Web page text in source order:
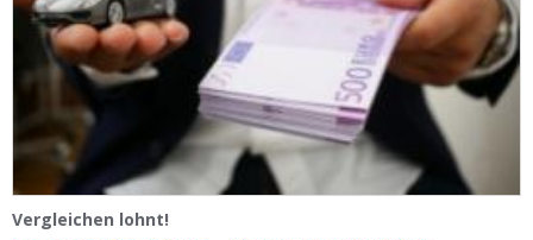
Vergleichen lohnt!